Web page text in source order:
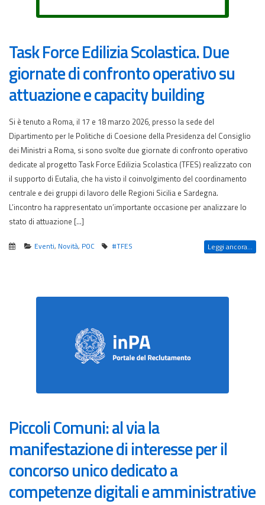
Task Force Edilizia Scolastica. Due
giornate di confronto operativo su
attuazione e capacity building
Si è tenuto a Roma, il 17 e 18 marzo 2026, presso la sede del
Dipartimento per le Politiche di Coesione della Presidenza del Consiglio
dei Ministri a Roma, si sono svolte due giornate di confronto operativo
dedicate al progetto Task Force Edilizia Scolastica (TFES) realizzato con
il supporto di Eutalia, che ha visto il coinvolgimento del coordinamento
centrale e dei gruppi di lavoro delle Regioni Sicilia e Sardegna.
L’incontro ha rappresentato un’importante occasione per analizzare lo
stato di attuazione […]
Eventi, Novità, POC #TFES Leggi ancora...
Piccoli Comuni: al via la
manifestazione di interesse per il
concorso unico dedicato a
competenze digitali e amministrative